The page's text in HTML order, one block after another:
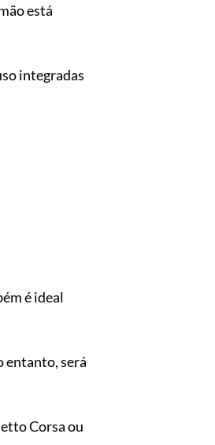
está
integradas
é ideal
entanto, será
Corsa ou